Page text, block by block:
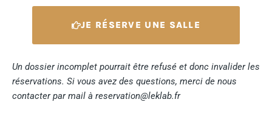
JE RÉSERVE UNE SALLE
Un dossier incomplet pourrait être refusé et donc invalider les
réservations. Si vous avez des questions, merci de nous
contacter par mail à reservation@leklab.fr